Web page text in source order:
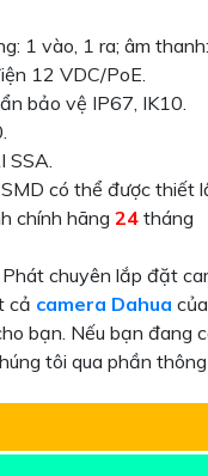
1 vào, 1 ra; âm
12 VDC/PoE.
bảo vệ IP67, IK10.
SSA.
có thể được thiết
chính hãng 24 tháng
chuyên lắp đặt
cả camera Dahua
bạn. Nếu bạn đang
tôi qua phần